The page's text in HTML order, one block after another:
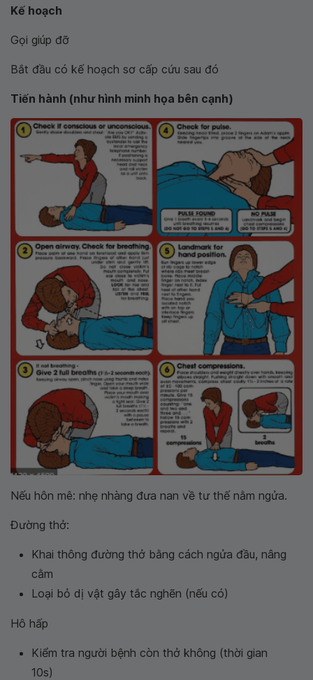
Kế hoạch
Gọi giúp đỡ
Bắt đầu có kế hoạch sơ cấp cứu sau đó
Tiến hành (như hình minh họa bên cạnh)
Nếu hôn mê: nhẹ nhàng đưa nan về tư thế nằm ngửa.
Đường thở:
Khai thông đường thở bằng cách ngửa đầu, nâng
cằm
Loại bỏ dị vật gây tắc nghẽn (nếu có)
Hô hấp
Kiểm tra người bệnh còn thở không (thời gian
10s)